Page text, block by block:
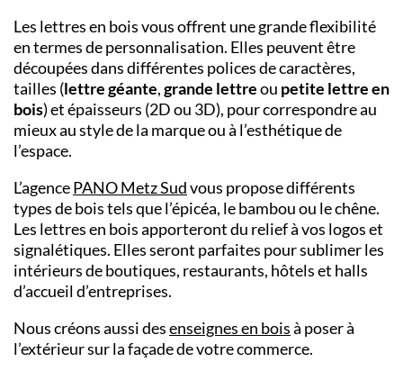
Les lettres en bois vous offrent une grande flexibilité
en termes de personnalisation. Elles peuvent être
découpées dans différentes polices de caractères,
tailles (lettre géante,grande lettreou petite lettre en
bois) et épaisseurs (2D ou 3D), pour correspondre au
mieux au style de la marque ou à l’esthétique de
l’espace.
L’agencePANOMetz Sudvous propose différents
types de bois tels que l’épicéa, le bambou ou le chêne.
Les lettres en bois apporteront du relief à vos logos et
signalétiques. Elles seront parfaites pour sublimer les
intérieurs de boutiques, restaurants, hôtels et halls
d’accueil d’entreprises.
Nous créons aussi desenseignes en boisà poser à
l’extérieur sur la façade de votre commerce.